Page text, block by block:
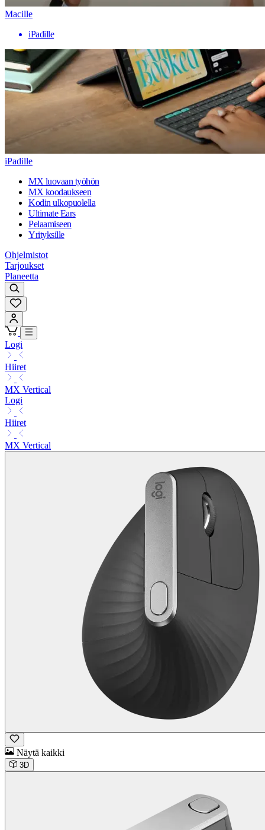
Macille
iPadille
iPadille
MX luovaan työhön
MX koodaukseen
Kodin ulkopuolella
Ultimate Ears
Pelaamiseen
Yrityksille
Ohjelmistot
Tarjoukset
Planeetta
Logi
Hiiret
MX Vertical
Logi
Hiiret
MX Vertical
Näytä kaikki
3D